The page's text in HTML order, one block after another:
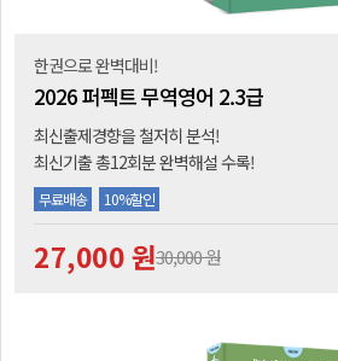
한권으로 완벽대비!
2026 퍼펙트 무역영어 2.3급
최신출제경향을 철저히 분석!
최신기출 총12회분 완벽해설 수록!
무료배송 10%할인
30,000 원
27,000 원